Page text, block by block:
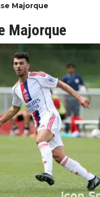
Majorque
Majorque